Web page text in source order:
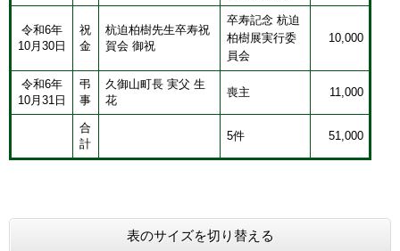
令和6年
10月30日
​祝
金
​杭迫柏樹先生卒寿祝
賀会 御祝
​​卒寿記念 杭迫
柏樹展実行委
員会
10,000
令和6年
10月31日
弔
事
久御山町長 実父 生
花
喪主 11,000
合
計
5件 51,000
表のサイズを切り替える